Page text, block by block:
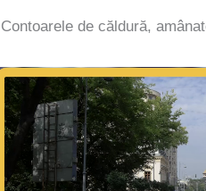
Contoarele de căldură,